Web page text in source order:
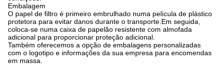
Embalagem
O papel de filtro é primeiro embrulhado numa película de plástico
protetora para evitar danos durante o transporte.Em seguida,
coloca-se numa caixa de papelão resistente com almofada
adicional para proporcionar proteção adicional.
Também oferecemos a opção de embalagens personalizadas
com o logotipo e informações da sua empresa para encomendas
em massa.